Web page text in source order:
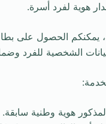
يمكنكم الحصول على
الشخصية للفرد